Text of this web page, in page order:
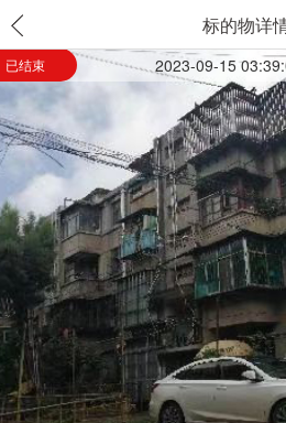
标的物详
已结束 2023-09-15